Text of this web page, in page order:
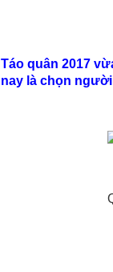
Táo quân 2017
nay là chọn